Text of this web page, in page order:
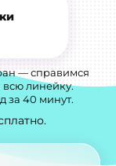
— справимся
всю линейку.
за 40 минут.